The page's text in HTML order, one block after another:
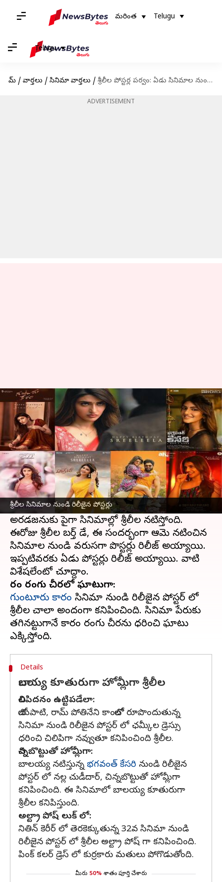
మరింత Telugu
Telugu
హోమ్ / వార్తలు / సినిమా వార్తలు / శ్రీలీల పోస్టర్ల పర్వం: ఏడు సినిమాల నుండి రిలీజైన ఏడు పోస్టర్లు
ADVERTISEMENT
శ్రీలీల సినిమాల నుండి రిలీజైన పోస్టర్లు
శ్రీలీల పోస్టర్ల పర్వం: ఏడు సినిమాల
నుండి రిలీజైన ఏడు పోస్టర్లు
వ్రాసిన వారు Sriram Pranateja Jun 14, 2023 05:13 pm
ఈ వార్తాకథనం ఏంటి
ప్రస్తుతం తెలుగు సినిమా ఇండస్ట్రీలో బిజీగా ఉన్న
హీరోయిన్ ఎవరని ఎవ్వరినడిగినాశ్రీలీలపేరే
చెబుతారు. ఒకటి కాదు రెండు కాదు ఏకంగా
అరడజనుకు పైగా సినిమాల్లో శ్రీలీల నటిస్తోంది.
ఈరోజు శ్రీలీల బర్త్ డే, ఈ సందర్భంగా ఆమె నటించిన
సినిమాల నుండి వరుసగా పొస్టర్లు రిలీజ్ అయ్యాయి.
ఇప్పటివరకు ఏడు పోస్టర్లు రిలీజ్ అయ్యాయి. వాటి
కారం రంగు చీరలో ఘాటుగా:
గుంటూరు కారం సినిమా నుండి రిలీజైన పోస్టర్ లో
శ్రీలీల చాలా అందంగా కనిపించింది. సినిమా పేరుకు
తగినట్టుగానే కారం రంగు చీరను ధరించి ఘాటు
Details
బాలయ్య కూతురుగా హోమ్లీగా శ్రీలీల
చిలిపిదనం ఉట్టిపడేలా:
బోయపాటి, రామ్ పోతినేని కాంబోలో రూపొందుతున్న
సినిమా నుండి రిలీజైన పోస్టర్ లో ఛమ్కీల డ్రెస్సు
ధరించి చిలిపిగా నవ్వుతూ కనిపించింది శ్రీలీల.
చిన్నబొట్టుతో హోమ్లీగా:
బాలయ్య నటిస్తున్న భగవంత్ కేసరి నుండి రిలీజైన
పోస్టర్ లో నల్ల చుడీదార్, చిన్నబొట్టుతో హోమ్లీగా
కనిపించింది. ఈ సినిమాలో బాలయ్య కూతురుగా
శ్రీలీల కనిపిస్తుంది.
అల్ట్రా పోష్ లుక్ లో:
నితిన్ కెరీర్ లో తెరకెక్కుతున్న 32వ సినిమా నుండి
రిలీజైన పోస్టర్ లో శ్రీలీల అల్ట్రా పోష్ గా కనిపించింది.
పింక్ కలర్ డ్రెస్ లో కుర్రకారు మతులు పోగొడుతోంది.
మీరు 50% శాతం పూర్తి చేశారు